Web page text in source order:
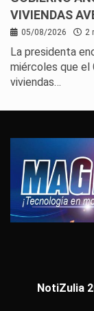
VIVIENDAS
05/08/2026 2
La presidenta
miércoles que el
viviendas…
NotiZulia